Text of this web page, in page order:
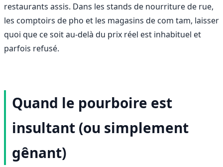
restaurants assis. Dans les stands de nourriture de rue,
les comptoirs de pho et les magasins de com tam, laisser
quoi que ce soit au-delà du prix réel est inhabituel et
parfois refusé.
Quand le pourboire est
insultant (ou simplement
gênant)